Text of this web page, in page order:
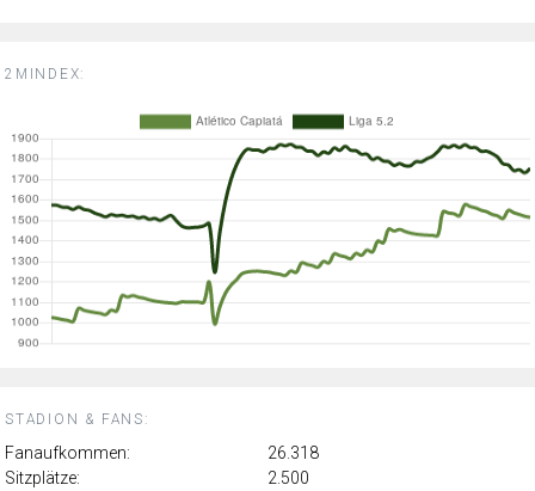
2MINDEX:
STADION & FANS:
Fanaufkommen:
26.318
Sitzplätze:
2.500